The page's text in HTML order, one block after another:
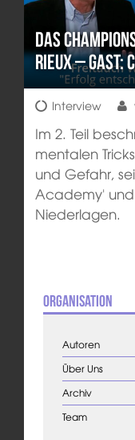
Das
Rieux – Gast:
Interview
Im 2. Teil
mentalen
und Gefahr,
Academy'
Niederlagen.
Organisation
Autoren
Über Uns
Archiv
Team